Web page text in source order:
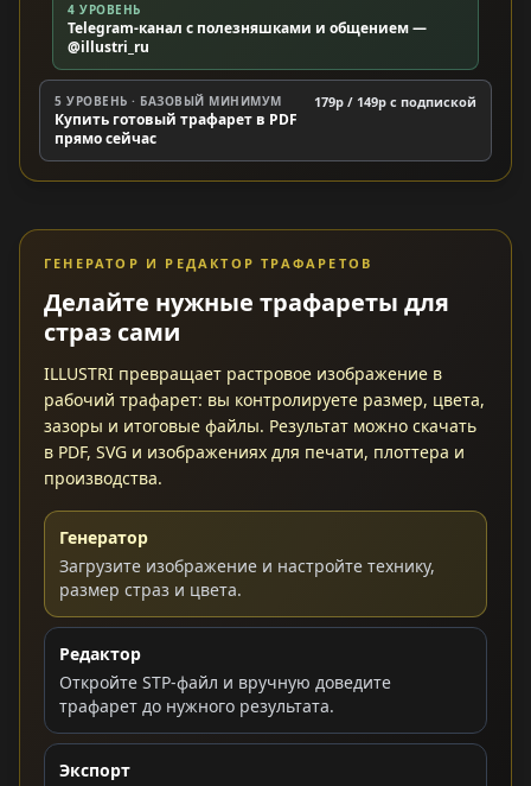
4 УРОВЕНЬ
Telegram-канал с полезняшками и общением —
@illustri_ru
5 УРОВЕНЬ · БАЗОВЫЙ МИНИМУМ
Купить готовый трафарет в PDF
прямо сейчас
179р / 149р c подпиской
ГЕНЕРАТОР И РЕДАКТОР ТРАФАРЕТОВ
Делайте нужные трафареты для
страз сами
ILLUSTRI превращает растровое изображение в
рабочий трафарет: вы контролируете размер, цвета,
зазоры и итоговые файлы. Результат можно скачать
в PDF, SVG и изображениях для печати, плоттера и
производства.
Генератор
Загрузите изображение и настройте технику,
размер страз и цвета.
Редактор
Откройте STP-файл и вручную доведите
трафарет до нужного результата.
Экспорт